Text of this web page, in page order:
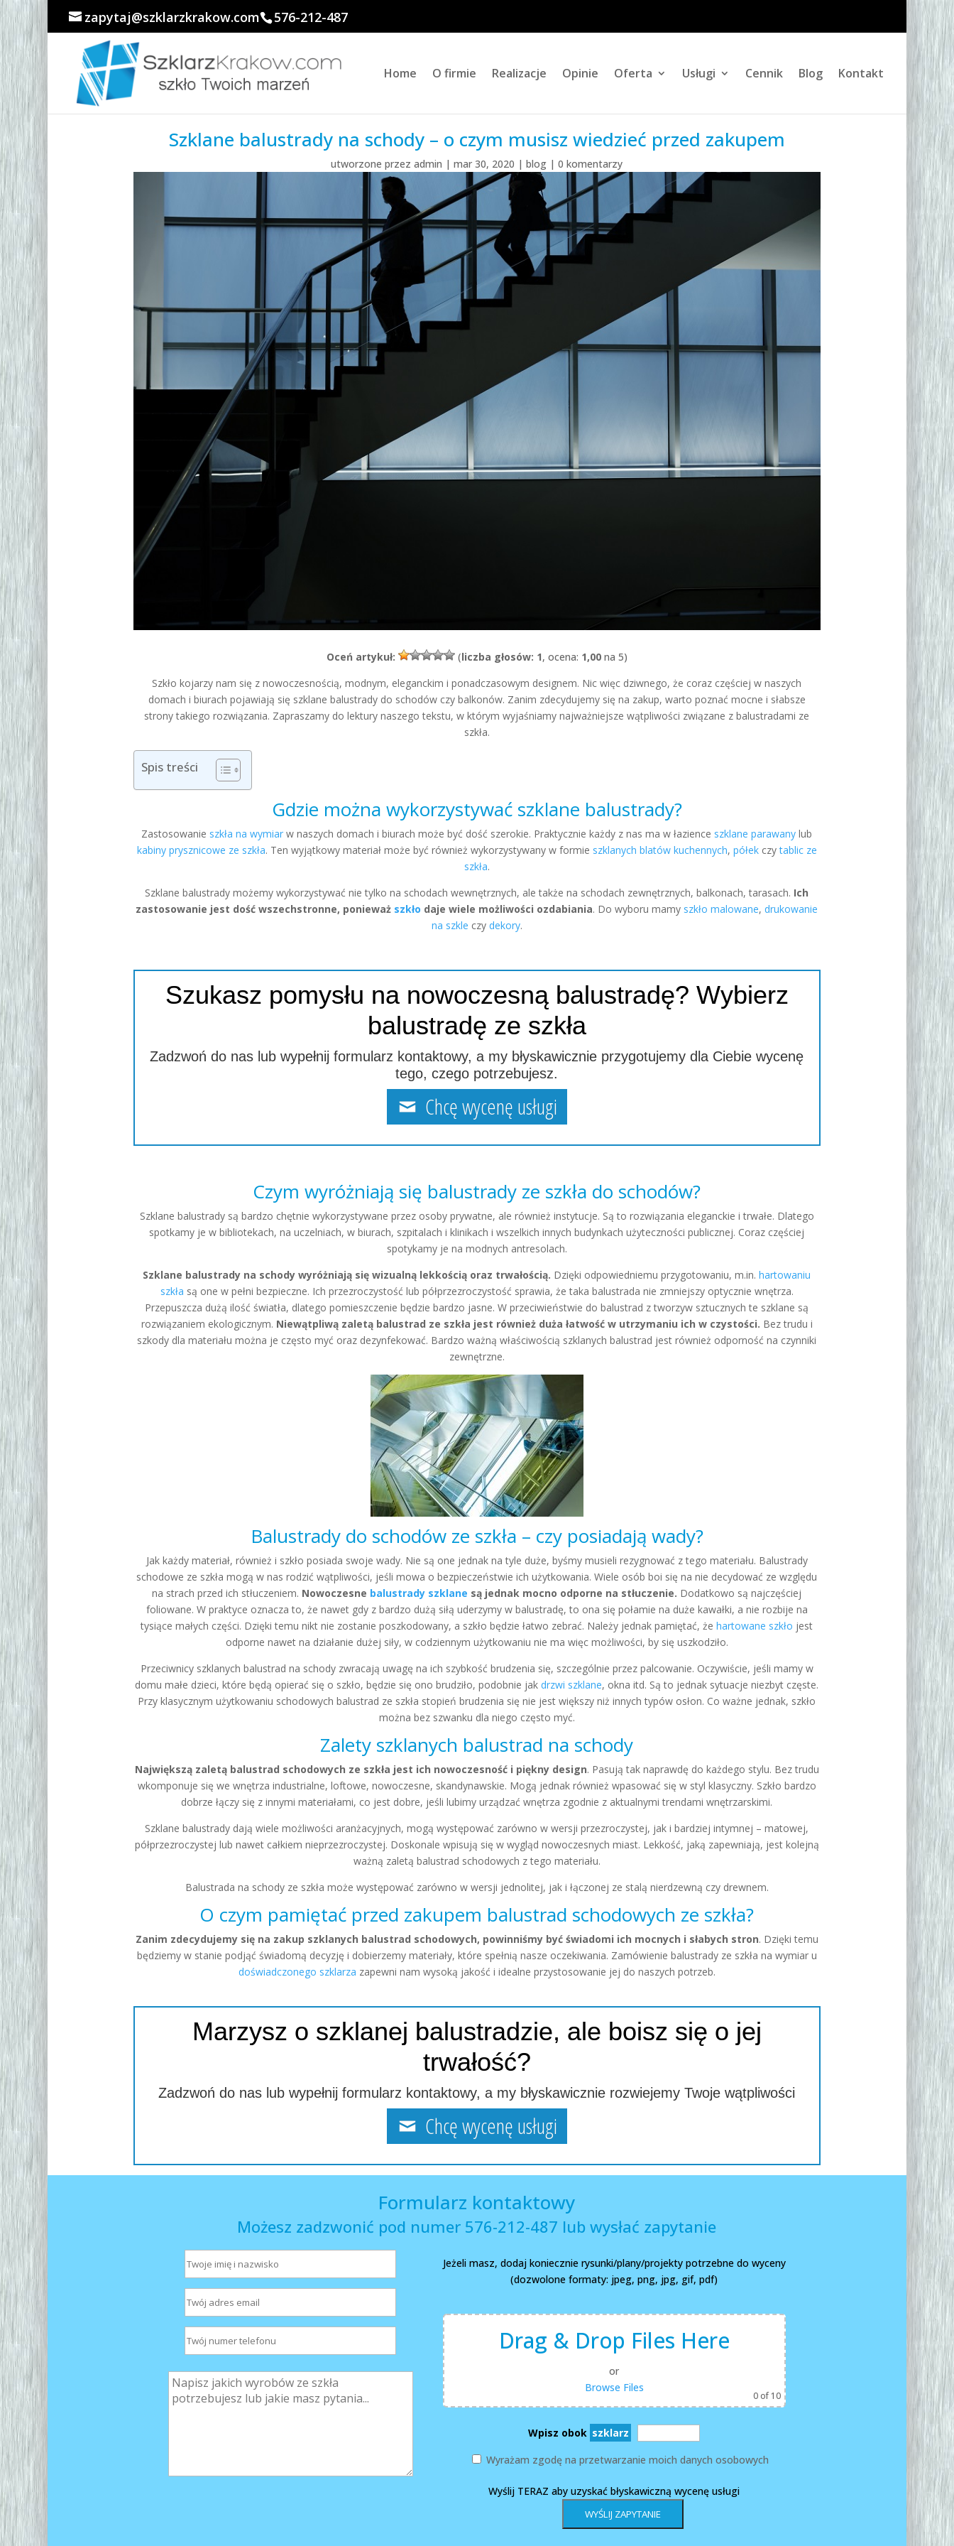
zapytaj@szklarzkrakow.com 576-212-487
Home O firmie Realizacje Opinie Oferta Usługi Cennik Blog Kontakt
Szklane balustrady na schody – o czym musisz wiedzieć przed zakupem
utworzone przezadmin |mar 30, 2020 |blog |0 komentarzy
Oceń artykuł: (liczba głosów: 1, ocena: 1,00na 5)
Szkło kojarzy nam się z nowoczesnością, modnym, eleganckim i ponadczasowym designem. Nic więc dziwnego, że coraz częściej w naszych
domach i biurach pojawiają się szklane balustrady do schodów czy balkonów. Zanim zdecydujemy się na zakup, warto poznać mocne i słabsze
strony takiego rozwiązania. Zapraszamy do lektury naszego tekstu, w którym wyjaśniamy najważniejsze wątpliwości związane z balustradami ze
szkła.
Spis treści
Gdzie można wykorzystywać szklane balustrady?
Zastosowanie szkła na wymiar w naszych domach i biurach może być dość szerokie. Praktycznie każdy z nas ma w łazience szklane parawany lub
kabiny prysznicowe ze szkła. Ten wyjątkowy materiał może być również wykorzystywany w formie szklanych blatów kuchennych, półekczytablic ze
szkła.
Szklane balustrady możemy wykorzystywać nie tylko na schodach wewnętrznych, ale także na schodach zewnętrznych, balkonach, tarasach. Ich
zastosowanie jest dość wszechstronne, ponieważ szkło daje wiele możliwości ozdabiania. Do wyboru mamy szkło malowane,drukowanie
na szkle czy dekory.
Szukasz pomysłu na nowoczesną balustradę? Wybierz
balustradę ze szkła
Zadzwoń do nas lub wypełnij formularz kontaktowy, a my błyskawicznie przygotujemy dla Ciebie wycenę
tego, czego potrzebujesz.
Chcę wycenę usługi
Czym wyróżniają się balustrady ze szkła do schodów?
Szklane balustrady są bardzo chętnie wykorzystywane przez osoby prywatne, ale również instytucje. Są to rozwiązania eleganckie i trwałe. Dlatego
spotkamy je w bibliotekach, na uczelniach, w biurach, szpitalach i klinikach i wszelkich innych budynkach użyteczności publicznej. Coraz częściej
spotykamy je na modnych antresolach.
Szklane balustrady na schody wyróżniają się wizualną lekkością oraz trwałością. Dzięki odpowiedniemu przygotowaniu, m.in.hartowaniu
szkła są one w pełni bezpieczne. Ich przezroczystość lub półprzezroczystość sprawia, że taka balustrada nie zmniejszy optycznie wnętrza.
Przepuszcza dużą ilość światła, dlatego pomieszczenie będzie bardzo jasne. W przeciwieństwie do balustrad z tworzyw sztucznych te szklane są
rozwiązaniem ekologicznym. Niewątpliwą zaletą balustrad ze szkła jest również duża łatwość w utrzymaniu ich w czystości. Bez trudu i
szkody dla materiału można je często myć oraz dezynfekować. Bardzo ważną właściwością szklanych balustrad jest również odporność na czynniki
zewnętrzne.
Balustrady do schodów ze szkła – czy posiadają wady?
Jak każdy materiał, również i szkło posiada swoje wady. Nie są one jednak na tyle duże, byśmy musieli rezygnować z tego materiału. Balustrady
schodowe ze szkła mogą w nas rodzić wątpliwości, jeśli mowa o bezpieczeństwie ich użytkowania. Wiele osób boi się na nie decydować ze względu
na strach przed ich stłuczeniem. Nowoczesne balustrady szklane są jednak mocno odporne na stłuczenie. Dodatkowo są najczęściej
foliowane. W praktyce oznacza to, że nawet gdy z bardzo dużą siłą uderzymy w balustradę, to ona się połamie na duże kawałki, a nie rozbije na
tysiące małych części. Dzięki temu nikt nie zostanie poszkodowany, a szkło będzie łatwo zebrać. Należy jednak pamiętać, żehartowane szkło jest
odporne nawet na działanie dużej siły, w codziennym użytkowaniu nie ma więc możliwości, by się uszkodziło.
Przeciwnicy szklanych balustrad na schody zwracają uwagę na ich szybkość brudzenia się, szczególnie przez palcowanie. Oczywiście, jeśli mamy w
domu małe dzieci, które będą opierać się o szkło, będzie się ono brudziło, podobnie jakdrzwi szklane, okna itd. Są to jednak sytuacje niezbyt częste.
Przy klasycznym użytkowaniu schodowych balustrad ze szkła stopień brudzenia się nie jest większy niż innych typów osłon. Co ważne jednak, szkło
można bez szwanku dla niego często myć.
Zalety szklanych balustrad na schody
Największą zaletą balustrad schodowych ze szkła jest ich nowoczesność i piękny design. Pasują tak naprawdę do każdego stylu. Bez trudu
wkomponuje się we wnętrza industrialne, loftowe, nowoczesne, skandynawskie. Mogą jednak również wpasować się w styl klasyczny. Szkło bardzo
dobrze łączy się z innymi materiałami, co jest dobre, jeśli lubimy urządzać wnętrza zgodnie z aktualnymi trendami wnętrzarskimi.
Szklane balustrady dają wiele możliwości aranżacyjnych, mogą występować zarówno w wersji przezroczystej, jak i bardziej intymnej – matowej,
półprzezroczystej lub nawet całkiem nieprzezroczystej. Doskonale wpisują się w wygląd nowoczesnych miast. Lekkość, jaką zapewniają, jest kolejną
ważną zaletą balustrad schodowych z tego materiału.
Balustrada na schody ze szkła może występować zarówno w wersji jednolitej, jak i łączonej ze stalą nierdzewną czy drewnem.
O czym pamiętać przed zakupem balustrad schodowych ze szkła?
Zanim zdecydujemy się na zakup szklanych balustrad schodowych, powinniśmy być świadomi ich mocnych i słabych stron. Dzięki temu
będziemy w stanie podjąć świadomą decyzję i dobierzemy materiały, które spełnią nasze oczekiwania. Zamówienie balustrady ze szkła na wymiar u
doświadczonego szklarza zapewni nam wysoką jakość i idealne przystosowanie jej do naszych potrzeb.
Marzysz o szklanej balustradzie, ale boisz się o jej
trwałość?
Zadzwoń do nas lub wypełnij formularz kontaktowy, a my błyskawicznie rozwiejemy Twoje wątpliwości
Chcę wycenę usługi
Formularz kontaktowy
Możesz zadzwonić pod numer 576-212-487 lub wysłać zapytanie
Jeżeli masz, dodaj koniecznie rysunki/plany/projekty potrzebne do wyceny
(dozwolone formaty: jpeg, png, jpg, gif, pdf)
Drag & Drop Files Here
or
Browse Files
0of 10
Wpisz obok szklarz
Wyrażam zgodę na przetwarzanie moich danych osobowych
Wyślij TERAZ aby uzyskać błyskawiczną wycenę usługi